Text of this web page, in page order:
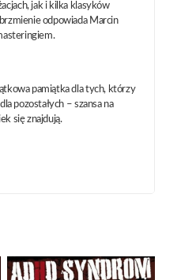
jak i kilka klasyków
odpowiada Marcin
pamiątka dla tych, którzy
pozostałych – szansa na
się znajdują.